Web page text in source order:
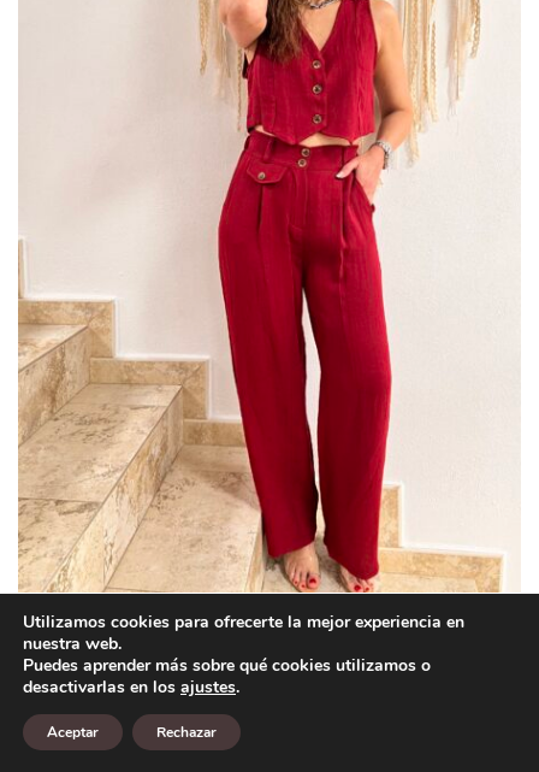
CONJUNTO TRAJE LINO
29,90
Utilizamos cookies para ofrecerte la mejor experiencia en
nuestra web.
Puedes aprender más sobre qué cookies utilizamos o
desactivarlas en los ajustes.
Aceptar Rechazar